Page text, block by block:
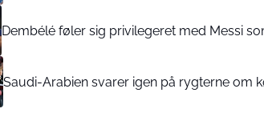
Dembélé føler sig privilegeret med Messi
Saudi-Arabien svarer igen på rygterne om